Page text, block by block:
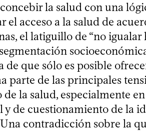
la salud con una
el acceso a la salud de
el latiguillo de “no igualar
de que sólo es posible
parte de las principales
de la salud, especialmente
de cuestionamiento de la
contradicción sobre la